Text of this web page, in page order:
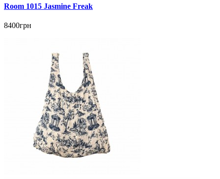
Room 1015 Jasmine Freak
8400грн